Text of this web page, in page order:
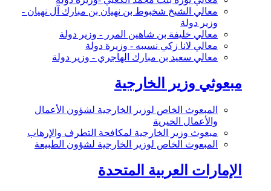
معالي الشيخ شخبوط بن نهيان بن مبارك آل نهيان -
وزير دولة
معالي خليفة بن شاهين المرر - وزير دولة
معالي لانا زكي نسيبه - وزيرة دولة
معالي سعيد بن مبارك الهاجري - وزير دولة
مبعوثي وزير الخارجية
المبعوث الخاص لوزير الخارجية لشؤون الأعمال
والأعمال الخيرية
مبعوث وزير الخارجية لمكافحة التطرف والإرهاب
المبعوث الخاص لوزير الخارجية لشؤون الطبيعة
الإمارات العربية المتحدة